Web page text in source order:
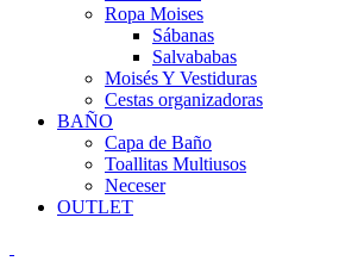
Ropa Moises
Sábanas
Salvababas
Moisés Y Vestiduras
Cestas organizadoras
BAÑO
Capa de Baño
Toallitas Multiusos
Neceser
OUTLET